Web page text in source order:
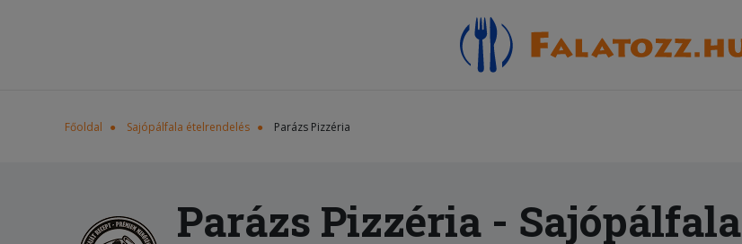
Főoldal Sajópálfala ételrendelés Parázs Pizzéria
Parázs Pizzéria - Sajópálfala